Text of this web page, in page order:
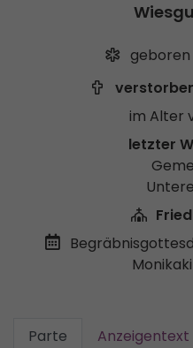
geboren
im Alter
letzter
Parte Anzeigentext